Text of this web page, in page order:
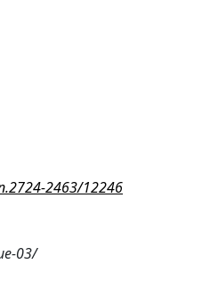
2463/12246
03/